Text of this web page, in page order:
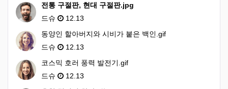
전통 구절판, 현대 구절판.jpg
드슈
12.13
동양인 할아버지와 시비가 붙은 백인.gif
드슈
12.13
코스믹 호러 풍력 발전기.gif
드슈
12.13